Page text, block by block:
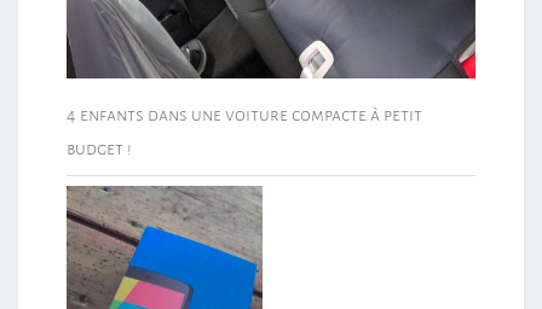
4 enfants dans une voiture compacte à petit
budget !